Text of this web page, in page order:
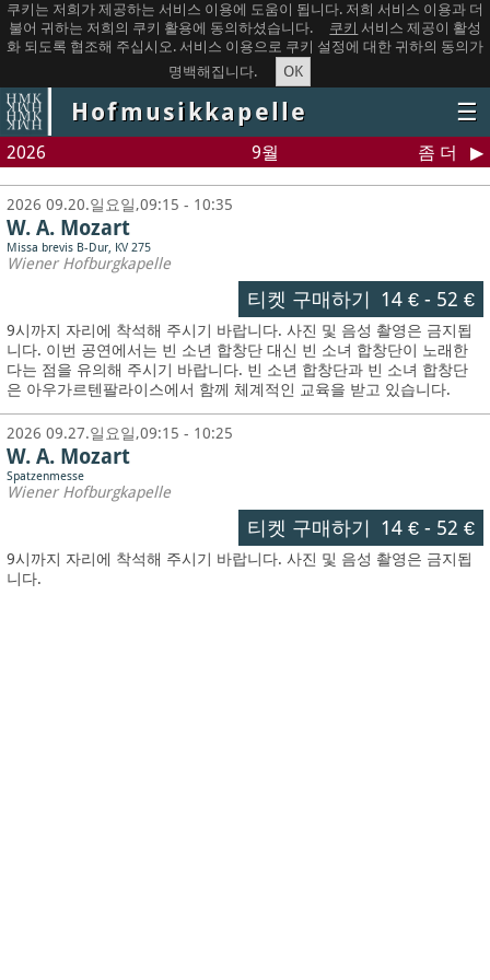
쿠키는 저희가 제공하는 서비스 이용에 도움이 됩니다. 저희 서비스 이용과 더
불어 귀하는 저희의 쿠키 활용에 동의하셨습니다.
쿠키 서비스 제공이 활성
화 되도록 협조해 주십시오. 서비스 이용으로 쿠키 설정에 대한 귀하의 동의가
명백해집니다.
OK
Hofmusikkapelle ☰
2026 9월 좀 더
2026 09.20.일요일,09:15 - 10:35
W. A. Mozart
Missa brevis B-Dur, KV 275
Wiener Hofburgkapelle
티켓 구매하기 14 €- 52 €
9시까지 자리에 착석해 주시기 바랍니다. 사진 및 음성 촬영은 금지됩
니다. 이번 공연에서는 빈 소년 합창단 대신 빈 소녀 합창단이 노래한
다는 점을 유의해 주시기 바랍니다. 빈 소년 합창단과 빈 소녀 합창단
은 아우가르텐팔라이스에서 함께 체계적인 교육을 받고 있습니다.
2026 09.27.일요일,09:15 - 10:25
W. A. Mozart
Spatzenmesse
Wiener Hofburgkapelle
티켓 구매하기 14 €- 52 €
9시까지 자리에 착석해 주시기 바랍니다. 사진 및 음성 촬영은 금지됩
니다.